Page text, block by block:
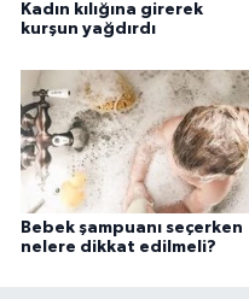
Kadın kılığına girerek
kurşun yağdırdı
Bebek şampuanı seçerken
nelere dikkat edilmeli?